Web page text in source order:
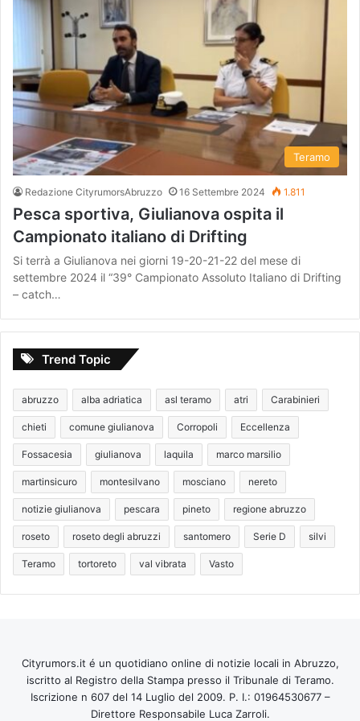
Teramo
Redazione CityrumorsAbruzzo 16 Settembre 2024 1.811
Pesca sportiva, Giulianova ospita il
Campionato italiano di Drifting
Si terrà a Giulianova nei giorni 19-20-21-22 del mese di
settembre 2024 il “39° Campionato Assoluto Italiano di Drifting
– catch…
Trend Topic
abruzzo alba adriatica asl teramo atri Carabinieri
chieti comune giulianova Corropoli Eccellenza
Fossacesia giulianova laquila marco marsilio
martinsicuro montesilvano mosciano nereto
notizie giulianova pescara pineto regione abruzzo
roseto roseto degli abruzzi santomero Serie D silvi
Teramo tortoreto val vibrata Vasto
Cityrumors.it é un quotidiano online di notizie locali in Abruzzo,
iscritto al Registro della Stampa presso il Tribunale di Teramo.
Iscrizione n 607 del 14 Luglio del 2009. P. I.: 01964530677 –
Direttore Responsabile Luca Zarroli.